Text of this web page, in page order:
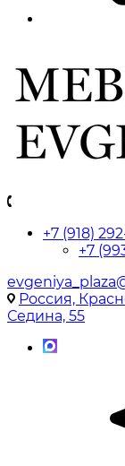
+7 (918)
+7
Россия,
Седина, 55